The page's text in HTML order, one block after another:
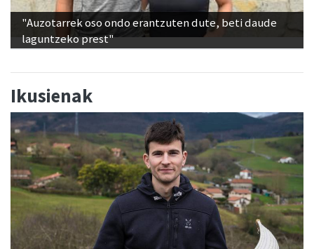
"Auzotarrek oso ondo erantzuten dute, beti daude
laguntzeko prest"
Ikusienak